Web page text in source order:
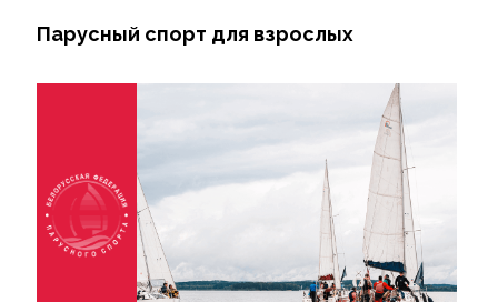
Парусный спорт для взрослых